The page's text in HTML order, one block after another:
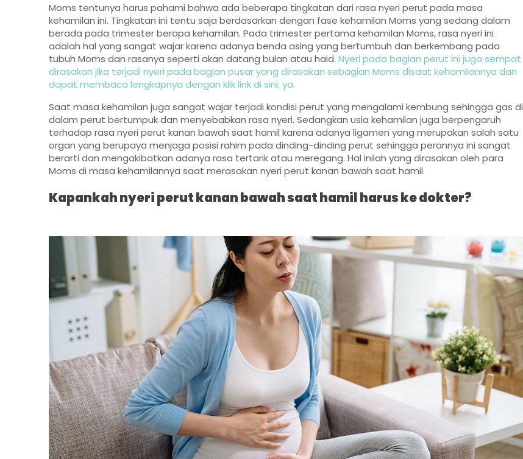
Moms tentunya harus pahami bahwa ada beberapa tingkatan dari rasa nyeri perut pada masa
kehamilan ini. Tingkatan ini tentu saja berdasarkan dengan fase kehamilan Moms yang sedang dalam
berada pada trimester berapa kehamilan. Pada trimester pertama kehamilan Moms, rasa nyeri ini
adalah hal yang sangat wajar karena adanya benda asing yang bertumbuh dan berkembang pada
tubuh Moms dan rasanya seperti akan datang bulan atau haid. Nyeri pada bagian perut ini juga sempat
dirasakan jika terjadi nyeri pada bagian pusar yang dirasakan sebagian Moms disaat kehamilannya dan
dapat membaca lengkapnya dengan klik link di sini, ya.
Saat masa kehamilan juga sangat wajar terjadi kondisi perut yang mengalami kembung sehingga gas di
dalam perut bertumpuk dan menyebabkan rasa nyeri. Sedangkan usia kehamilan juga berpengaruh
terhadap rasa nyeri perut kanan bawah saat hamil karena adanya ligamen yang merupakan salah satu
organ yang berupaya menjaga posisi rahim pada dinding-dinding perut sehingga perannya ini sangat
berarti dan mengakibatkan adanya rasa tertarik atau meregang. Hal inilah yang dirasakan oleh para
Moms di masa kehamilannya saat merasakan nyeri perut kanan bawah saat hamil.
Kapankah nyeri perut kanan bawah saat hamil harus ke dokter?